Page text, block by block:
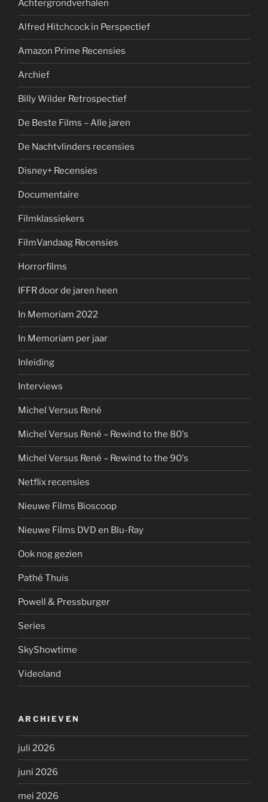
Achtergrondverhalen
Alfred Hitchcock in Perspectief
Amazon Prime Recensies
Archief
Billy Wilder Retrospectief
De Beste Films – Alle jaren
De Nachtvlinders recensies
Disney+ Recensies
Documentaire
Filmklassiekers
FilmVandaag Recensies
Horrorfilms
IFFR door de jaren heen
In Memoriam 2022
In Memoriam per jaar
Inleiding
Interviews
Michel Versus René
Michel Versus René – Rewind to the 80's
Michel Versus René – Rewind to the 90's
Netflix recensies
Nieuwe Films Bioscoop
Nieuwe Films DVD en Blu-Ray
Ook nog gezien
Pathé Thuis
Powell & Pressburger
Series
SkyShowtime
Videoland
ARCHIEVEN
juli 2026
juni 2026
mei 2026